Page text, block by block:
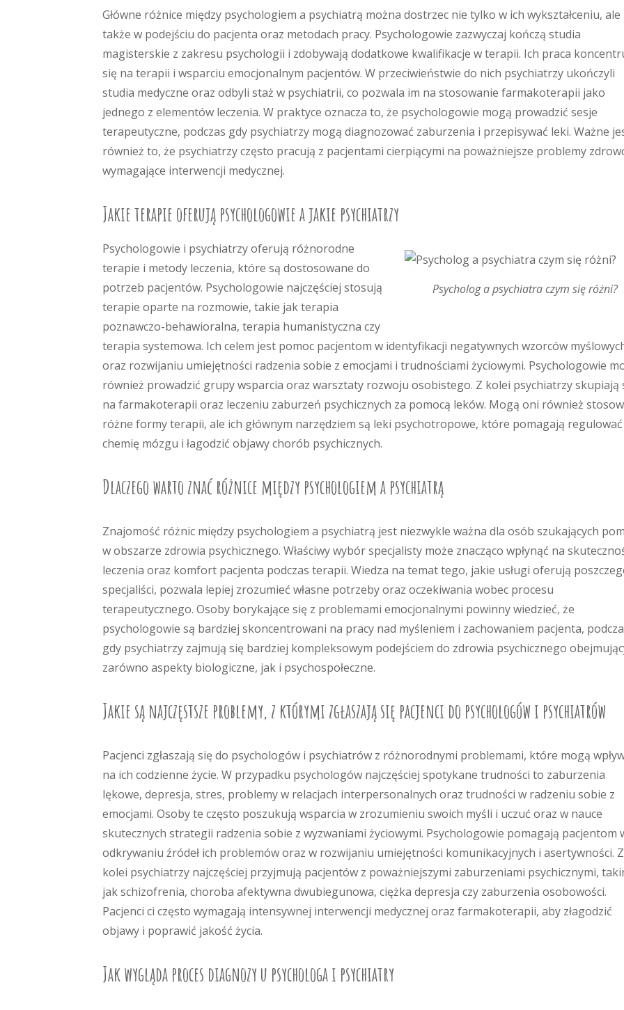
Główne różnice między psychologiem a psychiatrą można dostrzec nie tylko w ich wykształceniu, ale
także w podejściu do pacjenta oraz metodach pracy. Psychologowie zazwyczaj kończą studia
magisterskie z zakresu psychologii i zdobywają dodatkowe kwalifikacje w terapii. Ich praca
się na terapii i wsparciu emocjonalnym pacjentów. W przeciwieństwie do nich psychiatrzy ukończyli
studia medyczne oraz odbyli staż w psychiatrii, co pozwala im na stosowanie farmakoterapii jako
jednego z elementów leczenia. W praktyce oznacza to, że psychologowie mogą prowadzić sesje
terapeutyczne, podczas gdy psychiatrzy mogą diagnozować zaburzenia i przepisywać leki. Ważne
również to, że psychiatrzy często pracują z pacjentami cierpiącymi na poważniejsze problemy
wymagające interwencji medycznej.
Jakie terapie oferują psychologowie a jakie psychiatrzy
Psycholog a psychiatra czym się różni?
Psychologowie i psychiatrzy oferują różnorodne
terapie i metody leczenia, które są dostosowane do
potrzeb pacjentów. Psychologowie najczęściej stosują
terapie oparte na rozmowie, takie jak terapia
poznawczo-behawioralna, terapia humanistyczna czy
terapia systemowa. Ich celem jest pomoc pacjentom w identyfikacji negatywnych wzorców
oraz rozwijaniu umiejętności radzenia sobie z emocjami i trudnościami życiowymi. Psychologowie
również prowadzić grupy wsparcia oraz warsztaty rozwoju osobistego. Z kolei psychiatrzy skupiają
na farmakoterapii oraz leczeniu zaburzeń psychicznych za pomocą leków. Mogą oni również
różne formy terapii, ale ich głównym narzędziem są leki psychotropowe, które pomagają regulować
chemię mózgu i łagodzić objawy chorób psychicznych.
Dlaczego warto znać różnice między psychologiem a psychiatrą
Znajomość różnic między psychologiem a psychiatrą jest niezwykle ważna dla osób szukających
w obszarze zdrowia psychicznego. Właściwy wybór specjalisty może znacząco wpłynąć na
leczenia oraz komfort pacjenta podczas terapii. Wiedza na temat tego, jakie usługi oferują
specjaliści, pozwala lepiej zrozumieć własne potrzeby oraz oczekiwania wobec procesu
terapeutycznego. Osoby borykające się z problemami emocjonalnymi powinny wiedzieć, że
psychologowie są bardziej skoncentrowani na pracy nad myśleniem i zachowaniem pacjenta,
gdy psychiatrzy zajmują się bardziej kompleksowym podejściem do zdrowia psychicznego
zarówno aspekty biologiczne, jak i psychospołeczne.
Jakie są najczęstsze problemy, z którymi zgłaszają się pacjenci do psychologów i psychiatrów
Pacjenci zgłaszają się do psychologów i psychiatrów z różnorodnymi problemami, które mogą
na ich codzienne życie. W przypadku psychologów najczęściej spotykane trudności to zaburzenia
lękowe, depresja, stres, problemy w relacjach interpersonalnych oraz trudności w radzeniu sobie z
emocjami. Osoby te często poszukują wsparcia w zrozumieniu swoich myśli i uczuć oraz w nauce
skutecznych strategii radzenia sobie z wyzwaniami życiowymi. Psychologowie pomagają pacjentom
odkrywaniu źródeł ich problemów oraz w rozwijaniu umiejętności komunikacyjnych i asertywności. Z
kolei psychiatrzy najczęściej przyjmują pacjentów z poważniejszymi zaburzeniami psychicznymi,
jak schizofrenia, choroba afektywna dwubiegunowa, ciężka depresja czy zaburzenia osobowości.
Pacjenci ci często wymagają intensywnej interwencji medycznej oraz farmakoterapii, aby złagodzić
objawy i poprawić jakość życia.
Jak wygląda proces diagnozy u psychologa i psychiatry